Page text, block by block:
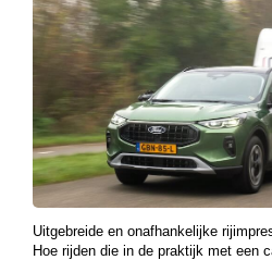
Uitgebreide en onafhankelijke
Hoe rijden die in de praktijk met een